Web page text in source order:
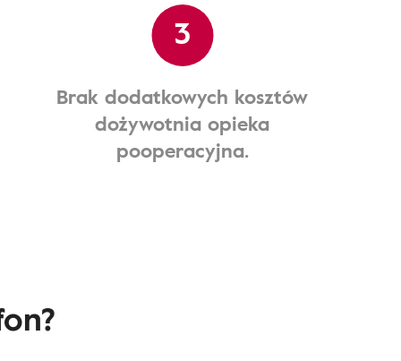
3
Brak dodatkowych kosztów
dożywotnia opieka
pooperacyjna.